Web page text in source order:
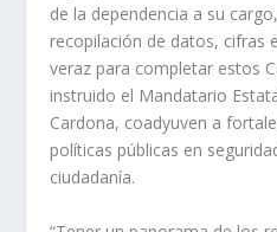
de la dependencia a su
recopilación de datos, cifras
veraz para completar estos
instruido el Mandatario
Cardona, coadyuven a
políticas públicas en
ciudadanía.